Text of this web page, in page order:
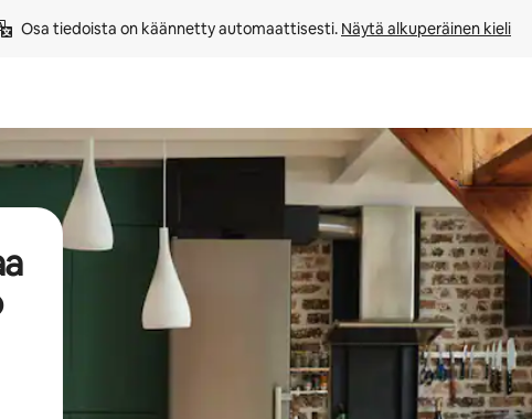
Osa tiedoista on käännetty automaattisesti. Näytä alkuperäinen kieli